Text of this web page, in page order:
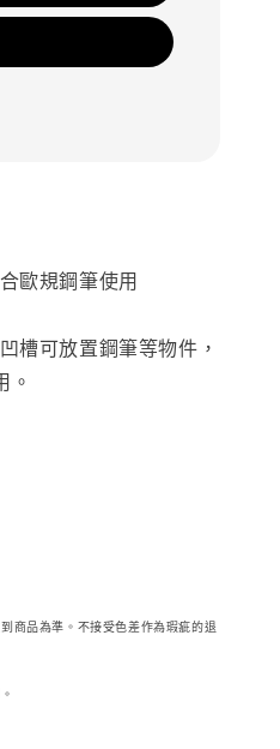
歐規鋼筆使用
槽可放置鋼筆等物件，
。
商品為準。不接受色差作為瑕疵的退